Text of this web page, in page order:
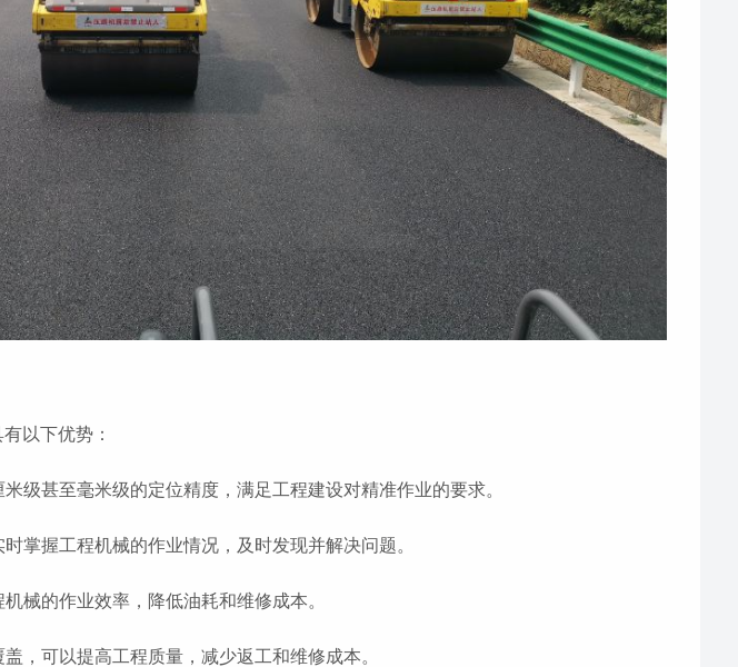
以下优势：
级甚至毫米级的定位精度，满足工程建设对精准作业的要求。
掌握工程机械的作业情况，及时发现并解决问题。
械的作业效率，降低油耗和维修成本。
，可以提高工程质量，减少返工和维修成本。